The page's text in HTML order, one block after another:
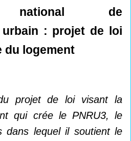
national de
urbain : projet de loi
du logement
projet de loi visant la
qui crée le PNRU3, le
dans lequel il soutient le